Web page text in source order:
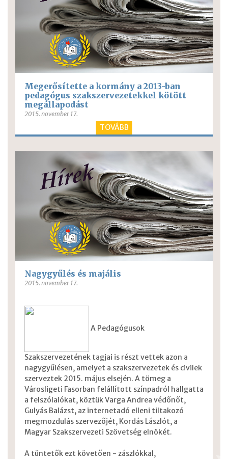
Megerősítette a kormány a 2013-ban
pedagógus szakszervezetekkel kötött
megállapodást
2015. november 17.
TOVÁBB
Nagygyűlés és majális
2015. november 17.
A Pedagógusok
Szakszervezetének tagjai is részt vettek azon a
nagygyűlésen, amelyet a szakszervezetek és civilek
szerveztek 2015. május elsején. A tömeg a
Városligeti Fasorban felállított színpadról hallgatta
a felszólalókat, köztük Varga Andrea védőnőt,
Gulyás Balázst, az internetadó elleni tiltakozó
megmozdulás szervezőjét, Kordás Lászlót, a
Magyar Szakszervezeti Szövetség elnökét.
A tüntetők ezt követően - zászlókkal,